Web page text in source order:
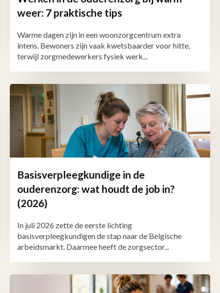
weer: 7 praktische tips
Warme dagen zijn in een woonzorgcentrum extra
intens. Bewoners zijn vaak kwetsbaarder voor hitte,
terwijl zorgmedewerkers fysiek werk...
Basisverpleegkundige in de
ouderenzorg: wat houdt de job in?
(2026)
In juli 2026 zette de eerste lichting
basisverpleegkundigen de stap naar de Belgische
arbeidsmarkt. Daarmee heeft de zorgsector...